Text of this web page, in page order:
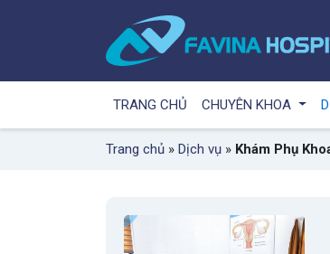
TRANG CHỦ CHUYÊN KHOA
Trang chủ » Dịch vụ » Khám Phụ